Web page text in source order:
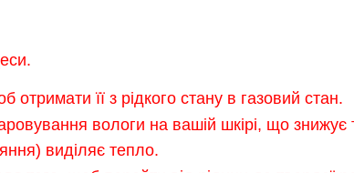
її з рідкого стану в газовий стан.
вологи на вашій шкірі, що знижує
виділяє тепло.